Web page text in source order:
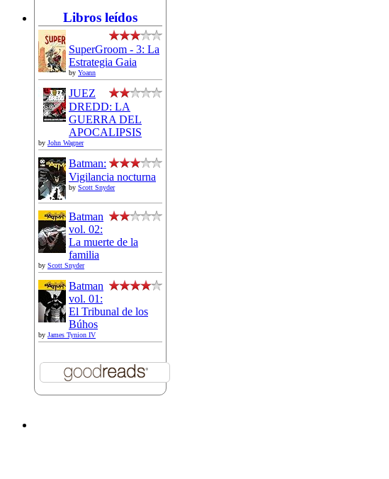
Libros leídos
SuperGroom - 3: La
Estrategia Gaia
by Yoann
JUEZ
DREDD: LA
GUERRA DEL
APOCALIPSIS
by John Wagner
Batman:
Vigilancia nocturna
by Scott Snyder
Batman
vol. 02:
La muerte de la
familia
by Scott Snyder
Batman
vol. 01:
El Tribunal de los
Búhos
by James Tynion IV